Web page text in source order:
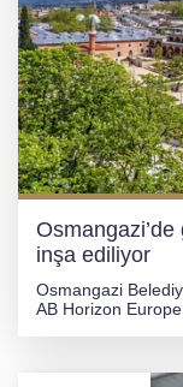
inşa ediliyor
Osmangazi
AB Horizon